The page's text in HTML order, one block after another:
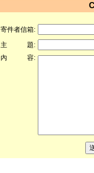
寄件者信箱:
主 題:
內 容: